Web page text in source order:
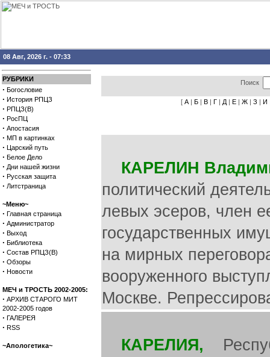
08 Авг, 2026 г. - 07:33
РУБРИКИ
· Богословие
· История РПЦЗ
· РПЦЗ(В)
· РосПЦ
· Апостасия
· МП в картинках
· Царский путь
· Белое Дело
· Дни нашей жизни
· Русская защита
· Литстраница
~Меню~
· Главная страница
· Администратор
· Выход
· Библиотека
· Состав РПЦЗ(В)
· Обзоры
· Новости
МЕЧ и ТРОСТЬ 2002-2005:
· АРХИВ СТАРОГО МИТ
2002-2005 годов
· ГАЛЕРЕЯ
· RSS
~Апологетика~
Поиск
[ А | Б | В | Г | Д | Е | Ж | З | И
КАРЕЛИН
политический
левых эсеров, член
государственных
на мирных
вооруженного
Москве.
КАРЕЛИЯ,